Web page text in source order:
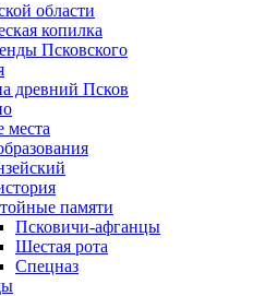
области
копилка
Псковского
древний Псков
места
памяти
Псковичи-афганцы
Шестая рота
Спецназ